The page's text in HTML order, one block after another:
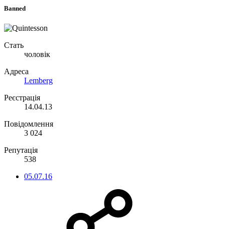
Banned
Стать
чоловік
Адреса
Lemberg
Реєстрація
14.04.13
Повідомлення
3 024
Репутація
538
05.07.16